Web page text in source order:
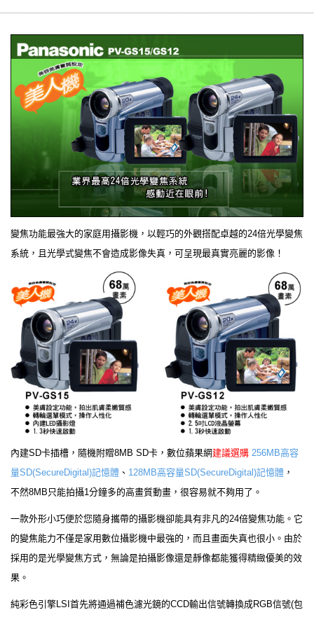
變焦功能最強大的家庭用攝影機，以輕巧的外觀搭配卓越的24倍光學變焦
系統，且光學式變焦不會造成影像失真，可呈現最真實亮麗的影像！
內建SD卡插槽，隨機附贈8MB SD卡，數位蘋果網建議選購 256MB高容
量SD(SecureDigital)記憶體 、 128MB高容量SD(SecureDigital)記憶體 ，
不然8MB只能拍攝1分鐘多的高畫質動畫，很容易就不夠用了。
一款外形小巧便於您隨身攜帶的攝影機卻能具有非凡的24倍變焦功能。它
的變焦能力不僅是家用數位攝影機中最強的，而且畫面失真也很小。由於
採用的是光學變焦方式，無論是拍攝影像還是靜像都能獲得精緻優美的效
果。
純彩色引擎LSI首先將通過補色濾光鏡的CCD輸出信號轉換成RGB信號(包